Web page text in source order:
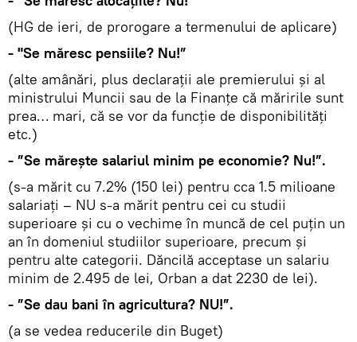
(HG de ieri, de prorogare a termenului de aplicare)
- "Se măresc pensiile? Nu!”
(alte amânări, plus declarații ale premierului și al
ministrului Muncii sau de la Finanțe că măririle sunt
prea… mari, că se vor da funcție de disponibilități
etc.)
- ”Se mărește salariul minim pe economie? Nu!”.
(s-a mărit cu 7.2% (150 lei) pentru cca 1.5 milioane
salariați – NU s-a mărit pentru cei cu studii
superioare și cu o vechime în muncă de cel puțin un
an în domeniul studiilor superioare, precum și
pentru alte categorii. Dăncilă acceptase un salariu
minim de 2.495 de lei, Orban a dat 2230 de lei).
- ”Se dau bani în agricultura? NU!”.
(a se vedea reducerile din Buget)